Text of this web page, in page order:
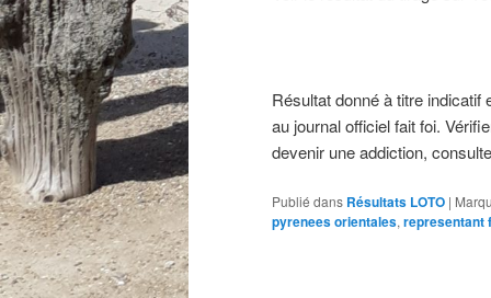
Résultat donné à titre indicatif
au journal officiel fait foi.
devenir une addiction,
Publié dans Résultats LOTO |
pyrenees orientales, representant